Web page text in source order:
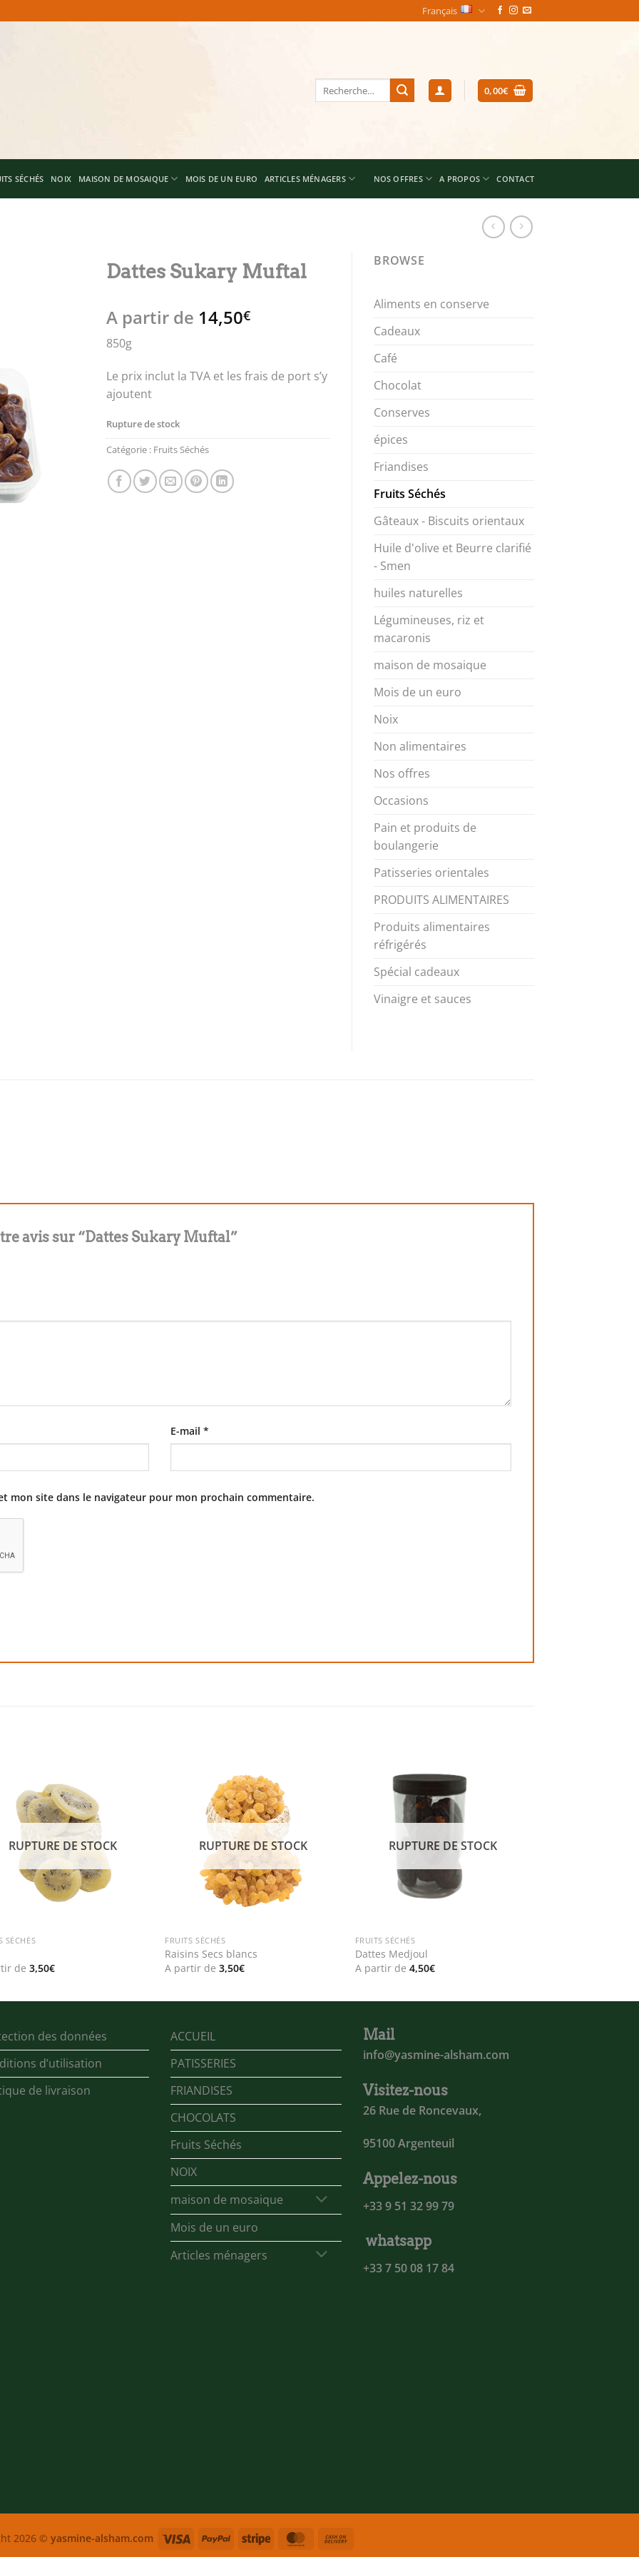
Français
Recherche
pour :
0,00€
SÉCHÉS NOIX MAISON DE MOSAIQUE MOIS DE UN EURO ARTICLES MÉNAGERS NOS OFFRES A PROPOS CONTACT
Dattes Sukary Muftal
A partir de 14,50€
850g
Le prix inclut la TVA et les frais de port s’y
ajoutent
Rupture de stock
Catégorie : Fruits Séchés
BROWSE
Aliments en conserve
Cadeaux
Café
Chocolat
Conserves
épices
Friandises
Fruits Séchés
Gâteaux - Biscuits orientaux
Huile d'olive et Beurre clarifié
- Smen
huiles naturelles
Légumineuses, riz et
macaronis
maison de mosaique
Mois de un euro
Noix
Non alimentaires
Nos offres
Occasions
Pain et produits de
boulangerie
Patisseries orientales
PRODUITS ALIMENTAIRES
Produits alimentaires
réfrigérés
Spécial cadeaux
Vinaigre et sauces
avis sur “Dattes Sukary Muftal”
E-mail *
mon site dans le navigateur pour mon prochain commentaire.
RUPTURE DE STOCK
SÉCHÉS
de3,50€
RUPTURE DE STOCK
FRUITS SÉCHÉS
Raisins Secs blancs
A partir de3,50€
RUPTURE DE STOCK
FRUITS SÉCHÉS
Dattes Medjoul
A partir de 4,50€
des données
d’utilisation
de livraison
ACCUEIL
PATISSERIES
FRIANDISES
CHOCOLATS
Fruits Séchés
NOIX
maison de mosaique
Mois de un euro
Articles ménagers
Mail
info@yasmine-alsham.com
Visitez-nous
26 Rue de Roncevaux,
95100 Argenteuil
Appelez-nous
+33 9 51 32 99 79
whatsapp
+33 7 50 08 17 84
2026 © yasmine-alsham.com Visa PayPal Stripe MasterCard